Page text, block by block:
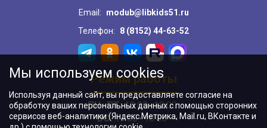
Email:
modub@libkids51.ru
Телефон:
8 (8152) 44-63-52
Режим работы
ПН–ПТ:10:00–18:00
ВС:11:00–18:00
Мы используем cookies
Используя данный сайт, вы предоставляете согласие на
обработку ваших персональных данных с помощью сторонних
сервисов веб-аналитики (Яндекс.Метрика, Mail.ru, ВКонтакте и